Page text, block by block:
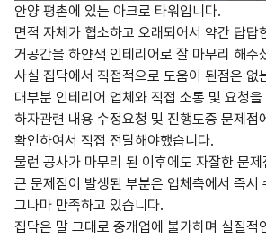
안양 평촌에 있는 아크로 타워입니다.
면적 자체가 협소하고 오래되어서 약간 답답
거공간을 하얀색 인테리어로 잘 마무리 해주
사실 집닥에서 직접적으로 도움이 된점은 없
대부분 인테리어 업체와 직접 소통 및 요청을
하자관련 내용 수정요청 및 진행도중 문제점
확인하여서 직접 전달해야했습니다.
물런 공사가 마무리 된 이후에도 자잘한 문
큰 문제점이 발생된 부분은 업체측에서 즉시
그나마 만족하고 있습니다.
집닥은 말 그대로 중개업에 불가하며 실질적